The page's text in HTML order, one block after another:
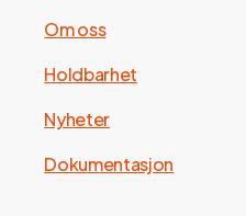
Om oss
Holdbarhet
Nyheter
Dokumentasjon